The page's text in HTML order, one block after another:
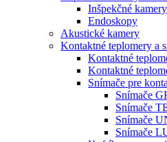
Inšpekčné kamery
Endoskopy
Akustické kamery
Kontaktné teplomery a
Kontaktné
Kontaktné
Snímače pre
Snímače
Snímače
Snímače
Snímače